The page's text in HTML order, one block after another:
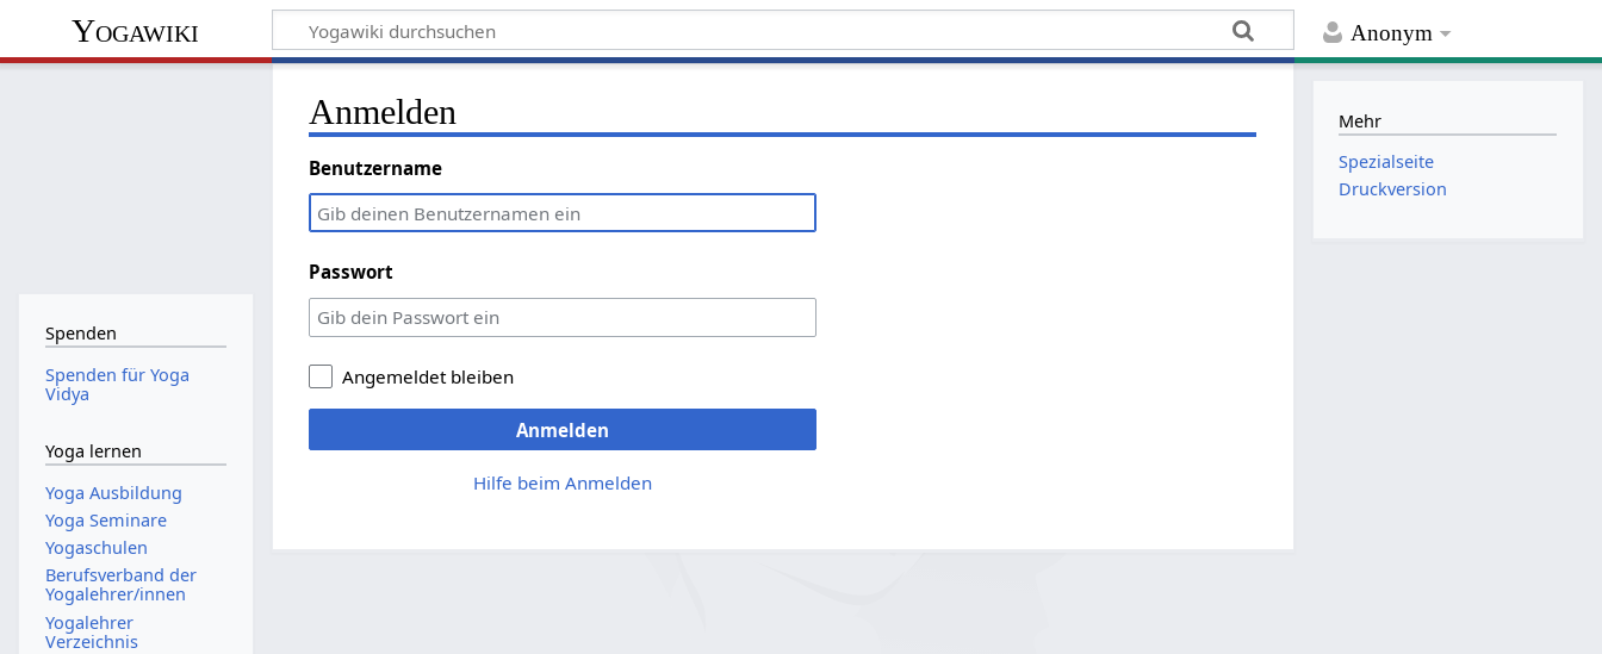
Anonym
Yogawiki
Anmelden
Benutzername
Passwort
Angemeldet bleiben
Anmelden
Hilfe beim Anmelden
Spenden
Spenden für Yoga
Vidya
Yoga lernen
Yoga Ausbildung
Yoga Seminare
Yogaschulen
Berufsverband der
Yogalehrer/innen
Yogalehrer
Verzeichnis
Mehr
Spezialseite
Druckversion